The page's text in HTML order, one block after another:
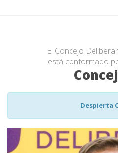
El Concejo
está conformado
Despierta